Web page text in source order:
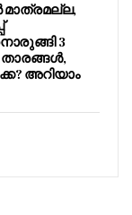
3
അറിയാം